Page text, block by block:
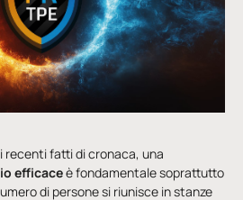
recenti fatti di cronaca, una
efficaceè fondamentale soprattutto
di persone si riunisce in stanze